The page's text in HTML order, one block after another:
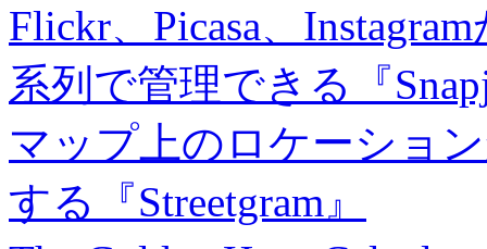
Flickr、Picasa、
系列で管理できる『
マップ上のロケーショ
する『Streetgram』